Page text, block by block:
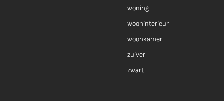
woning
wooninterieur
woonkamer
zuiver
zwart